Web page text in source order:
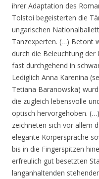
ihrer Adaptation des
Tolstoi begeisterten die
ungarischen
Tanzexperten. (…) Betont
durch die Beleuchtung
fast durchgehend in
Lediglich Anna Karenina
Tetiana Baranowska)
die zugleich lebensvolle
optisch hervorgehoben.
zeichneten sich vor allem
elegante Körpersprache
bis in die Fingerspitzen
erfreulich gut besetzten
langanhaltenden